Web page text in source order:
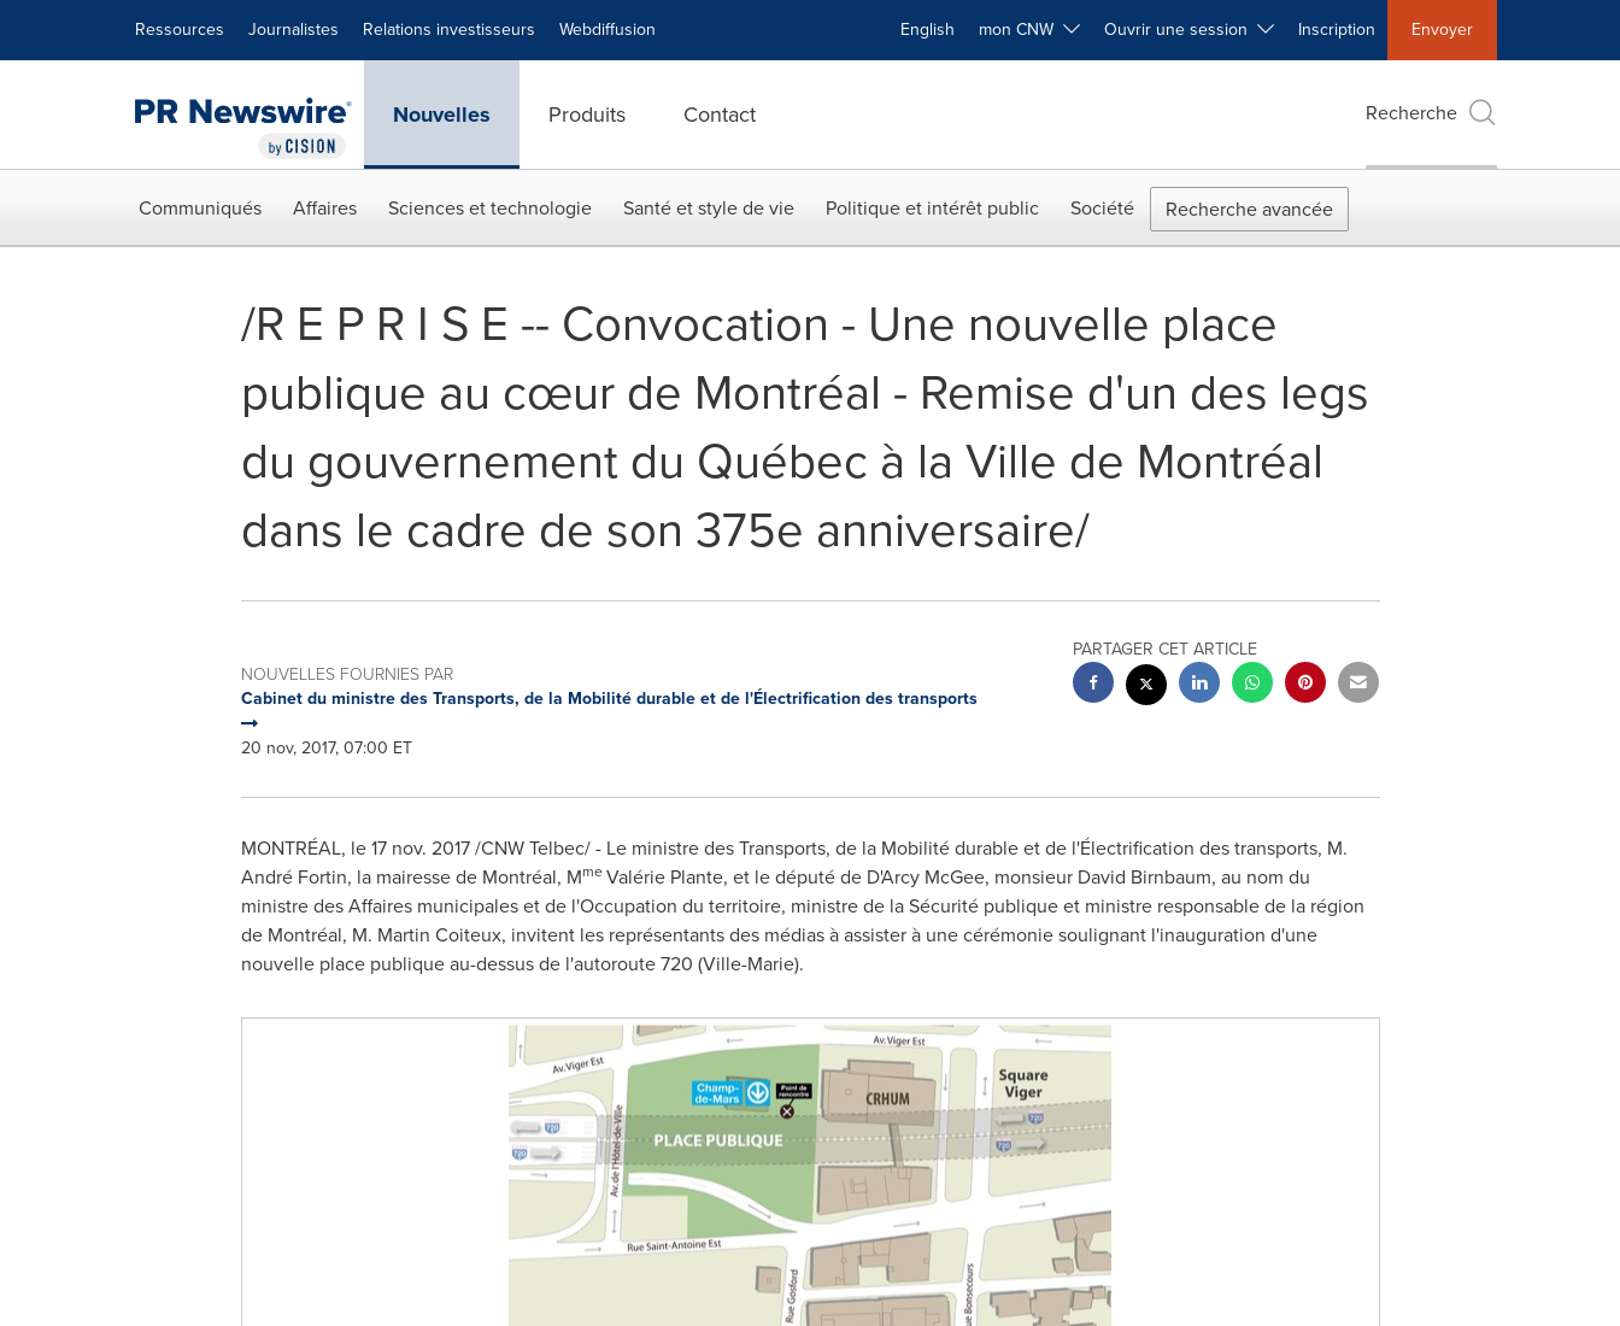
Ressources Journalistes Relations investisseurs Webdiffusion English mon CNW Ouvrir une session Inscription Envoyer
Nouvelles Produits Contact Recherche
Communiqués Affaires Sciences et technologie Santé et style de vie Politique et intérêt public Société Recherche avancée
/R E P R I S E -- Convocation - Une nouvelle place
publique au cœur de Montréal - Remise d'un des legs
du gouvernement du Québec à la Ville de Montréal
dans le cadre de son 375e anniversaire/
NOUVELLES FOURNIES PAR
Cabinet du ministre des Transports, de la Mobilité durable et de l'Électrification des transports
20 nov, 2017, 07:00 ET
PARTAGER CET ARTICLE
MONTRÉAL, le17 nov. 2017/CNW Telbec/ - Le ministre des Transports, de la Mobilité durable et de l'Électrification des transports, M.
André Fortin, la mairesse de Montréal, MmeValérie Plante, et le député de D'Arcy McGee, monsieur David Birnbaum, au nom du
ministre des Affaires municipales et de l'Occupation du territoire, ministre de la Sécurité publique et ministre responsable de la région
de Montréal, M. Martin Coiteux, invitent les représentants des médias à assister à une cérémonie soulignant l'inauguration d'une
nouvelle place publique au-dessus de l'autoroute 720 (Ville-Marie).